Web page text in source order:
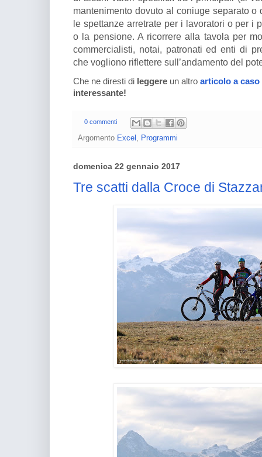
mantenimento dovuto al coniuge separato
le spettanze arretrate per i lavoratori o per i
o la pensione. A ricorrere alla tavola per
commercialisti, notai, patronati ed enti di
che vogliono riflettere sull’andamento del
Che ne diresti di leggere un altro articolo a caso
interessante!
0 commenti
Argomento Excel Programmi
domenica 22 gennaio 2017
Tre scatti dalla Croce di